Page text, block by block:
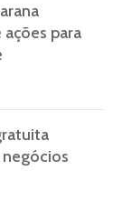
para